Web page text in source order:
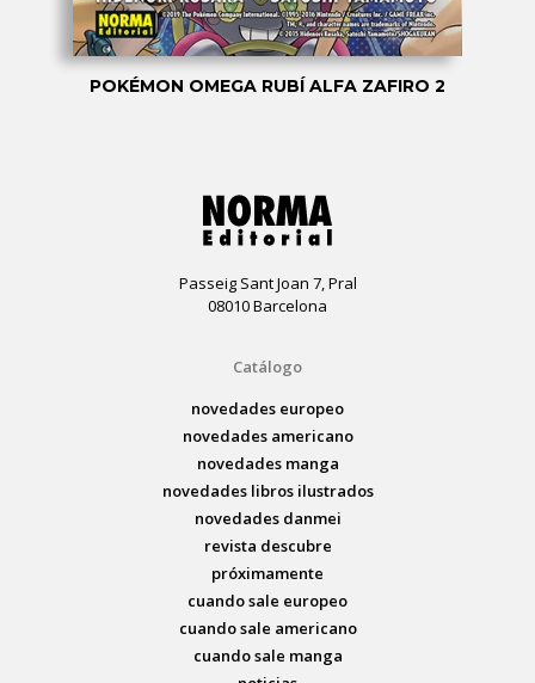
POKÉMON OMEGA RUBÍ ALFA ZAFIRO 2
Passeig Sant Joan 7, Pral
08010 Barcelona
Catálogo
novedades europeo
novedades americano
novedades manga
novedades libros ilustrados
novedades danmei
revista descubre
próximamente
cuando sale europeo
cuando sale americano
cuando sale manga